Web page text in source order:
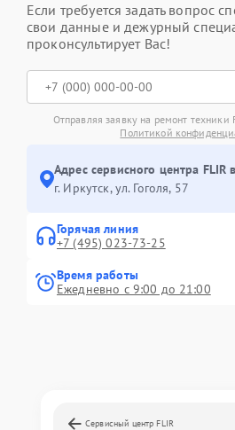
Если требуется задать вопрос
свои данные и дежурный
проконсультирует Вас!
Отправляя заявку на ремонт техники
Политикой
Адрес сервисного центра FLIR
г. Иркутск, ул. ​Гоголя, 57
Горячая линия
+7 (495) 023-73-25
Время работы
Ежедневно с 9:00 до 21:00
Сервисный центр FLIR